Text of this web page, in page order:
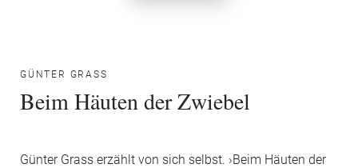
GÜNTER GRASS
Beim Häuten der Zwiebel
Günter Grass erzählt von sich selbst. ›Beim Häuten der